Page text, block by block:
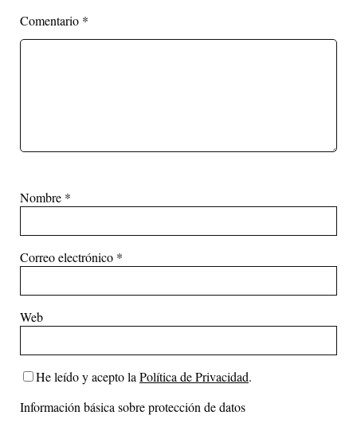
Comentario *
Nombre *
Correo electrónico *
Web
He leído y acepto la Política de Privacidad.
Información básica sobre protección de datos